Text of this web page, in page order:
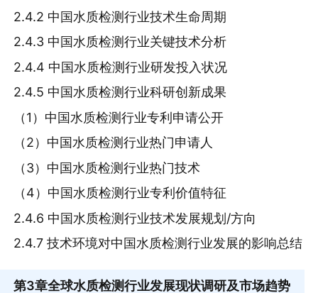
2.4.2 中国水质检测行业技术生命周期
2.4.3 中国水质检测行业关键技术分析
2.4.4 中国水质检测行业研发投入状况
2.4.5 中国水质检测行业科研创新成果
（1）中国水质检测行业专利申请公开
（2）中国水质检测行业热门申请人
（3）中国水质检测行业热门技术
（4）中国水质检测行业专利价值特征
2.4.6 中国水质检测行业技术发展规划/方向
2.4.7 技术环境对中国水质检测行业发展的影响总结
第3章全球水质检测行业发展现状调研及市场趋势